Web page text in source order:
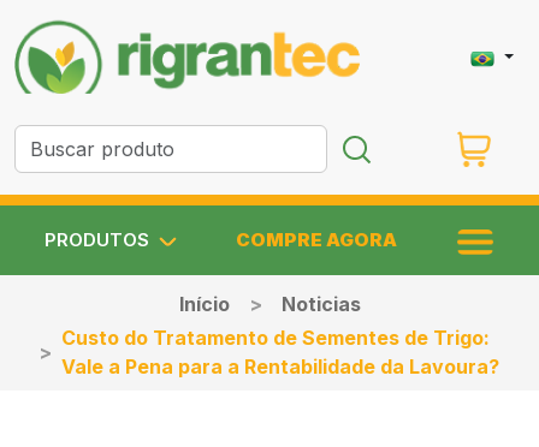
PRODUTOS COMPRE AGORA
Início
Noticias
Custo do Tratamento de Sementes de Trigo:
Vale a Pena para a Rentabilidade da Lavoura?